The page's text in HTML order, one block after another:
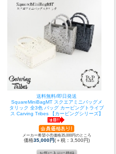
送料無料/即日発送
SquareMiniBagMT スクエアミニバッグメ
タリック 全3色 バッグ カービングトライブ
ス Carving Tribes 【カービングシリーズ】
メーカー希望小売価格35,000円のところ
価格35,000円(＋税：3,500円)